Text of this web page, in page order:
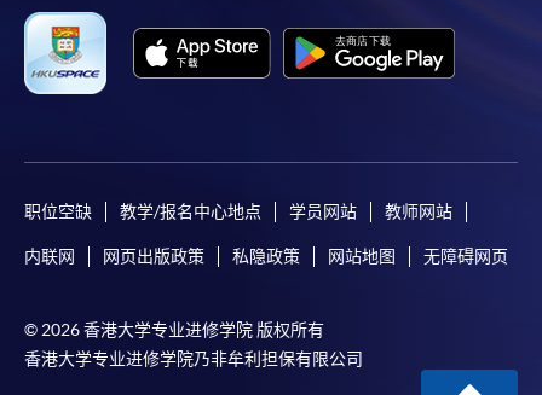
职位空缺 教学/报名中心地点 学员网站 教师网站
内联网 网页出版政策 私隐政策 网站地图 无障碍网页
© 2026 香港大学专业进修学院 版权所有
香港大学专业进修学院乃非牟利担保有限公司